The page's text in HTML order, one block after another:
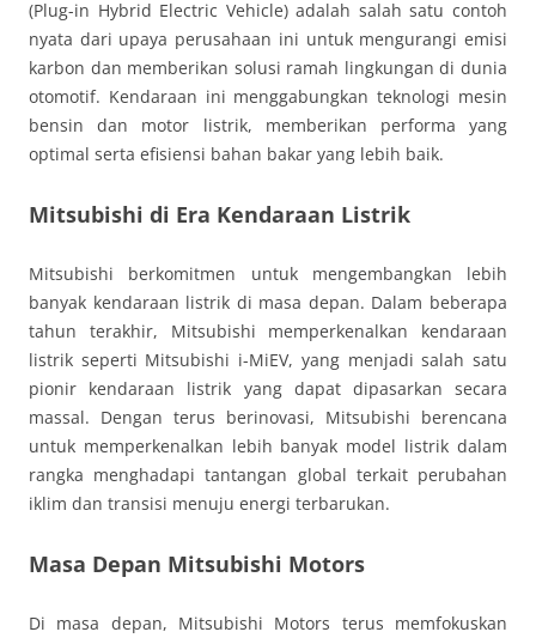
(Plug-in Hybrid Electric Vehicle) adalah salah satu contoh
nyata dari upaya perusahaan ini untuk mengurangi emisi
karbon dan memberikan solusi ramah lingkungan di dunia
otomotif. Kendaraan ini menggabungkan teknologi mesin
bensin dan motor listrik, memberikan performa yang
optimal serta efisiensi bahan bakar yang lebih baik.
Mitsubishi di Era Kendaraan Listrik
Mitsubishi berkomitmen untuk mengembangkan lebih
banyak kendaraan listrik di masa depan. Dalam beberapa
tahun terakhir, Mitsubishi memperkenalkan kendaraan
listrik seperti Mitsubishi i-MiEV, yang menjadi salah satu
pionir kendaraan listrik yang dapat dipasarkan secara
massal. Dengan terus berinovasi, Mitsubishi berencana
untuk memperkenalkan lebih banyak model listrik dalam
rangka menghadapi tantangan global terkait perubahan
iklim dan transisi menuju energi terbarukan.
Masa Depan Mitsubishi Motors
Di masa depan, Mitsubishi Motors terus memfokuskan